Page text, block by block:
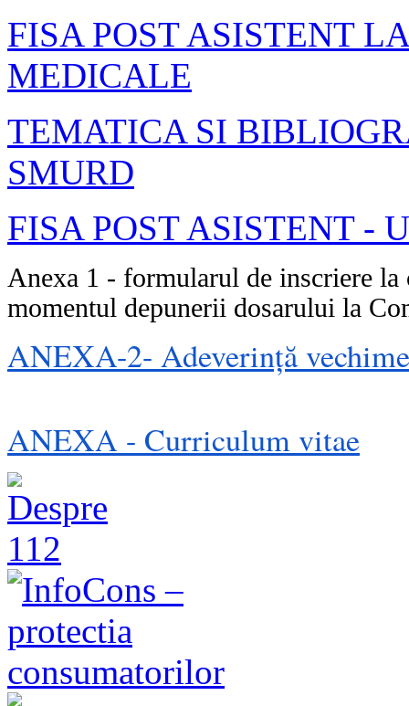
FISA POST ASISTENT
MEDICALE
TEMATICA SI
SMURD
FISA POST ASISTENT -
Anexa 1 - formularul de inscriere
momentul depunerii dosarului la
ANEXA-2- Adeverință
ANEXA - Curriculum vitae